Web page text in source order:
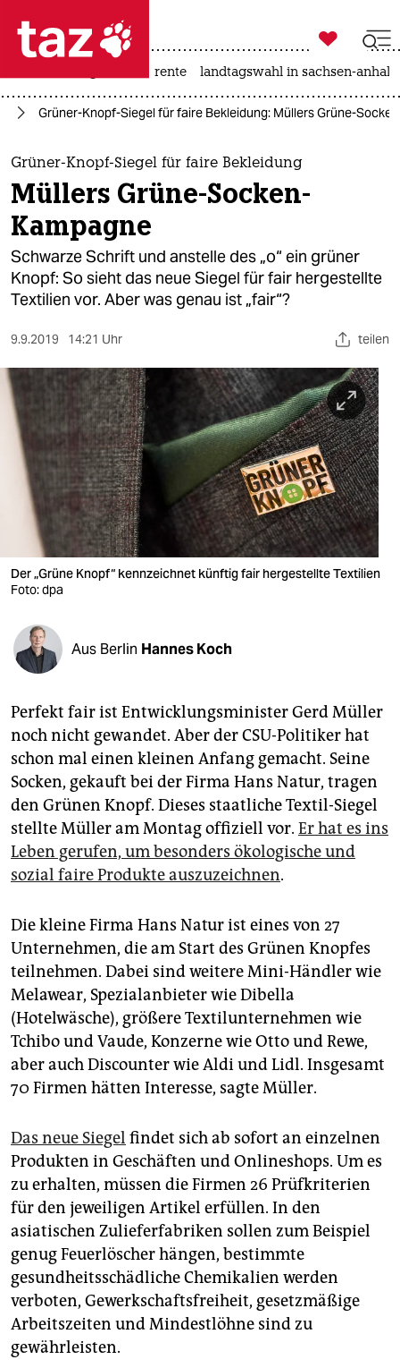
 taz zahl ich
taz zahl ich
themen
politik
öko
gesellschaft
sport
berlin
nord
wahrheit
verlag
verlag
veranstaltungen
shop
fragen & hilfe
unterstützen
abo
genossenschaft
epaper login

taz zahl ich
rente landtagswahl in sachsen-anhalt
Grüner-Knopf-Siegel für faire Bekleidung: Müllers Grüne-
Grüner-Knopf-Siegel für faire Bekleidung
Müllers Grüne-Socken-
Kampagne
Schwarze Schrift und anstelle des „o“ ein grüner
Knopf: So sieht das neue Siegel für fair hergestellte
Textilien vor. Aber was genau ist „fair“?
9.9.2019 14:21 Uhr teilen
Der „Grüne Knopf“ kennzeichnet künftig fair hergestellte Textilien
Foto: dpa
Aus Berlin Hannes Koch
Perfekt fair ist Entwicklungsminister Gerd Müller
noch nicht gewandet. Aber der CSU-Politiker hat
schon mal einen kleinen Anfang gemacht. Seine
Socken, gekauft bei der Firma Hans Natur, tragen
den Grünen Knopf. Dieses staatliche Textil-Siegel
stellte Müller am Montag offiziell vor. Er hat es ins
Leben gerufen, um besonders ökologische und
sozial faire Produkte auszuzeichnen.
Die kleine Firma Hans Natur ist eines von 27
Unternehmen, die am Start des Grünen Knopfes
teilnehmen. Dabei sind weitere Mini-Händler wie
Melawear, Spezialanbieter wie Dibella
(Hotelwäsche), größere Textilunternehmen wie
Tchibo und Vaude, Konzerne wie Otto und Rewe,
aber auch Discounter wie Aldi und Lidl. Insgesamt
70 Firmen hätten Interesse, sagte Müller.
Das neue Siegel findet sich ab sofort an einzelnen
Produkten in Geschäften und Onlineshops. Um es
zu erhalten, müssen die Firmen 26 Prüfkriterien
für den jeweiligen Artikel erfüllen. In den
asiatischen Zulieferfabriken sollen zum Beispiel
genug Feuerlöscher hängen, bestimmte
gesundheitsschädliche Chemikalien werden
verboten, Gewerkschaftsfreiheit, gesetzmäßige
Arbeitszeiten und Mindestlöhne sind zu
gewährleisten.